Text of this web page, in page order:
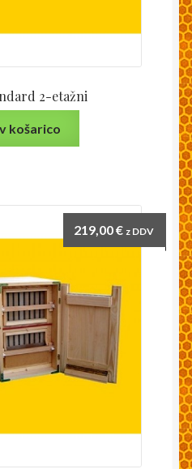
2-etažni
košarico
219,00€ z DDV